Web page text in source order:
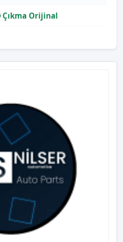
Çıkma Orijinal